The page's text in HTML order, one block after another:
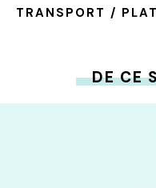
TRANSPORT /
DE CE